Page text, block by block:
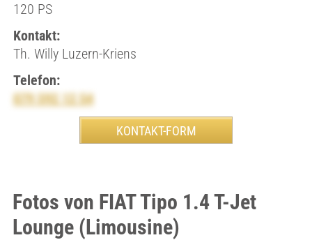
120 PS
Kontakt:
Th. Willy Luzern-Kriens
Telefon:
079 592 12 54
Fotos von FIAT Tipo 1.4 T-Jet
Lounge (Limousine)